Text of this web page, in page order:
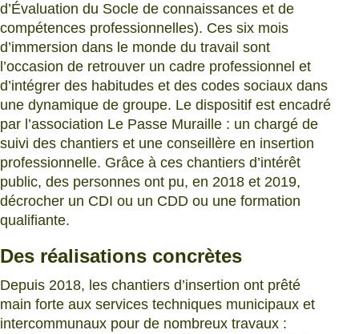
d’Évaluation du Socle de connaissances et de
compétences professionnelles). Ces six mois
d’immersion dans le monde du travail sont
l’occasion de retrouver un cadre professionnel et
d’intégrer des habitudes et des codes sociaux dans
une dynamique de groupe. Le dispositif est encadré
par l’association Le Passe Muraille : un chargé de
suivi des chantiers et une conseillère en insertion
professionnelle. Grâce à ces chantiers d’intérêt
public, des personnes ont pu, en 2018 et 2019,
décrocher un CDI ou un CDD ou une formation
qualifiante.
Des réalisations concrètes
Depuis 2018, les chantiers d’insertion ont prêté
main forte aux services techniques municipaux et
intercommunaux pour de nombreux travaux :